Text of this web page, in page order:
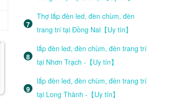
Thợ lắp đèn led, đèn chùm, đèn
trang trí tại Đồng Nai【Uy tín】
lắp đèn led, đèn chùm, đèn trang trí
tại Nhơn Trạch -【Uy tín】
lắp đèn led, đèn chùm, đèn trang trí
tại Long Thành -【Uy tín】